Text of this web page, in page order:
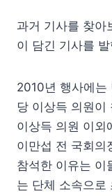
과거 기사를 찾아
이 담긴 기사를
2010년 행사에는
당 이상득 의원이
이상득 의원 이외
이만섭 전 국회의
참석한 이유는 이
는 단체 소속으로